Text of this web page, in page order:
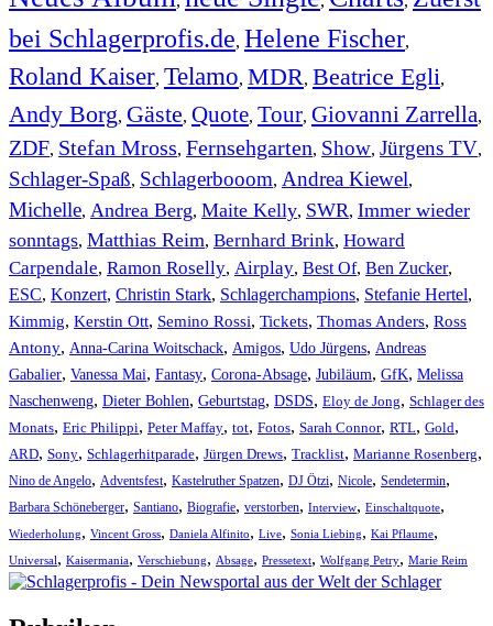
bei Schlagerprofis.de, Helene Fischer,
Roland Kaiser, Telamo, MDR, Beatrice Egli,
Andy Borg, Gäste, Quote, Tour, Giovanni Zarrella,
ZDF, Stefan Mross, Fernsehgarten, Show, Jürgens TV,
Schlager-Spaß, Schlagerbooom, Andrea Kiewel,
Michelle, Andrea Berg, Maite Kelly, SWR, Immer wieder
sonntags, Matthias Reim, Bernhard Brink, Howard
Carpendale, Ramon Roselly, Airplay, Best Of, Ben Zucker,
ESC, Konzert, Christin Stark, Schlagerchampions, Stefanie Hertel,
Kimmig, Kerstin Ott, Semino Rossi, Tickets, Thomas Anders, Ross
Antony, Anna-Carina Woitschack, Amigos, Udo Jürgens, Andreas
Gabalier, Vanessa Mai, Fantasy, Corona-Absage, Jubiläum, GfK, Melissa
Naschenweng, Dieter Bohlen, Geburtstag, DSDS, Eloy de Jong, Schlager des
Monats, Eric Philippi, Peter Maffay, tot, Fotos, Sarah Connor, RTL, Gold,
ARD, Sony, Schlagerhitparade, Jürgen Drews, Tracklist, Marianne Rosenberg,
Nino de Angelo, Adventsfest, Kastelruther Spatzen, DJ Ötzi, Nicole, Sendetermin,
Barbara Schöneberger, Santiano, Biografie, verstorben, Interview, Einschaltquote,
Wiederholung, Vincent Gross, Daniela Alfinito, Live, Sonia Liebing, Kai Pflaume,
Universal, Kaisermania, Verschiebung, Absage, Pressetext, Wolfgang Petry, Marie Reim